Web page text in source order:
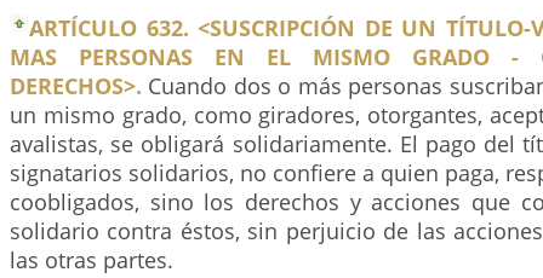
ARTÍCULO 632. <SUSCRIPCIÓN DE UN TÍTULO-
MAS PERSONAS EN EL MISMO GRADO -
DERECHOS>. Cuando dos o más personas
un mismo grado, como giradores, otorgantes,
avalistas, se obligará solidariamente. El pago del
signatarios solidarios, no confiere a quien paga,
coobligados, sino los derechos y acciones que
solidario contra éstos, sin perjuicio de las
las otras partes.